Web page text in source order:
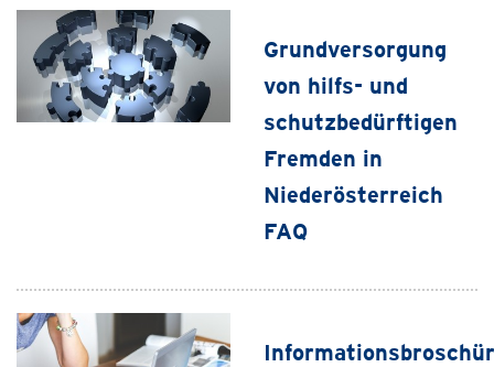
Grundversorgung
von hilfs- und
schutzbedürftigen
Fremden in
Niederösterreich
FAQ